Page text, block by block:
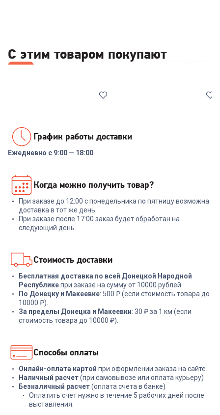
С этим товаром покупают
Роутер KEENETIC Netcraze
Giga (NC-1012) AX3000
10/100/1000BASE-
TX/SFP/4g ready белый
+ 479 бонусов
15 999₽
AC1200 10/100/1000BASE-
TX черный
4 499₽
График работы доставки
Ежедневно с 9:00 — 18:00
Когда можно получить товар?
При заказе до 12:00 с понедельника по пятницу возможна
доставка в тот же день.
При заказе после 17:00 заказ будет обработан на
следующий день.
Стоимость доставки
Бесплатная доставка по всей Донецкой Народной
Республикепри заказе на сумму от 10000 рублей.
По Донецку и Макеевке: 500 ₽ (если стоимость товара до
10000 ₽).
За пределы Донецка и Макеевки: 30 ₽ за 1 км (если
стоимость товара до 10000 ₽).
Способы оплаты
Онлайн-оплата картой при оформлении заказа на сайте.
Наличный расчет(при самовывозе или оплата курьеру)
Безналичный расчет(оплата счета в банке)
Оплатить счет нужно в течение 5 рабочих дней после
выставления.